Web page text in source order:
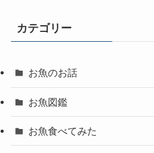
カテゴリー
お魚のお話
お魚図鑑
お魚食べてみた